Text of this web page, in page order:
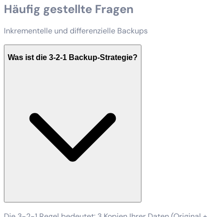
Häufig gestellte Fragen
Inkrementelle und differenzielle Backups
Was ist die 3-2-1 Backup-Strategie?